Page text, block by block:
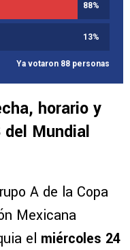
88%
13%
Ya votaron 88 personas
horario y
Mundial
A de la Copa
Mexicana
el miércoles 24